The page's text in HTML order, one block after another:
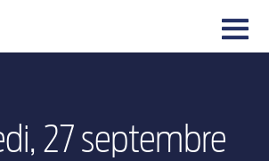
|||
27 septembre